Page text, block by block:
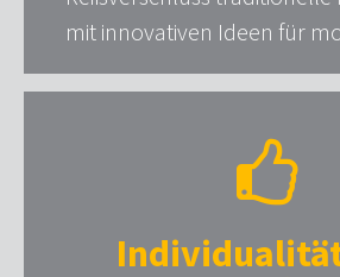
mit innovativen Ideen für